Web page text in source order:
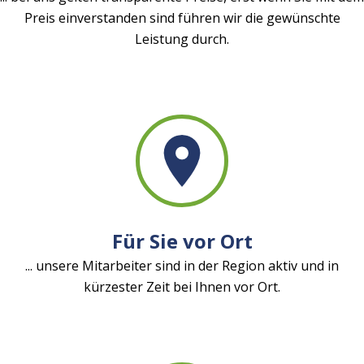
Preis einverstanden sind führen wir die gewünschte
Leistung durch.
Für Sie vor Ort
... unsere Mitarbeiter sind in der Region aktiv und in
kürzester Zeit bei Ihnen vor Ort.